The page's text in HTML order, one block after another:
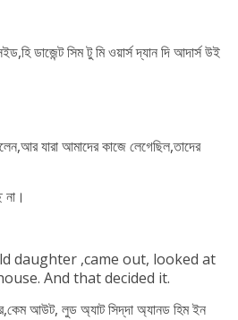
ডাজেন্ট সিম টু মি ওয়ার্স দ্যান দি আদার্স উই
যারা আমাদের কাজে লেগেছিল,তাদের
না।
daughter ,came out, looked at
And that decided it.
আউট, লুড অ্যাট সিদ্‌দা অ্যানড হিম ইন